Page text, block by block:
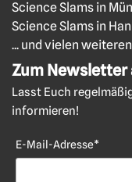
Science Slams in
Science Slams in
... und vielen
Zum Newsletter
Lasst Euch
informieren!
E-Mail-Adresse*